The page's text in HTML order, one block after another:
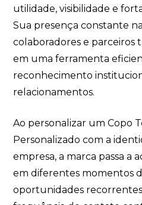
utilidade, visibilidade e
Sua presença constante
colaboradores e parceiros
em uma ferramenta
reconhecimento
relacionamentos.
Ao personalizar um Copo
Personalizado com a
empresa, a marca passa a
em diferentes momentos
oportunidades recorrentes